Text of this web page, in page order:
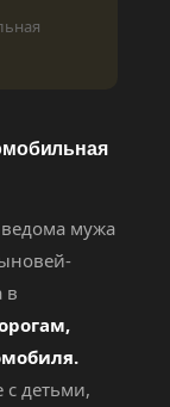
ведома мужа
в
детьми,